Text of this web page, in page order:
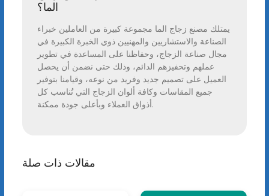
الما؟
يمتلك مصنع زجاج الما مجموعة كبيرة من العاملين خبراء
الصناعة والاستشاريين والمهنيين ذوي الخبرة الكبيرة في
مجال صناعة الزجاج، وحفاظنا على المساعدة في تطوير
عملهم وتحفيزهم الدائم، وذلك حتى نضمن أن يحصل
العميل على تصميم جديد وفريد من نوعه، وقيامنا بتوفير
جميع المقاسات وكافة ألوان الزجاج التي تُناسب كل
أذواق العملاء وبأعلى جودة ممكنة.
مقالات ذات صلة